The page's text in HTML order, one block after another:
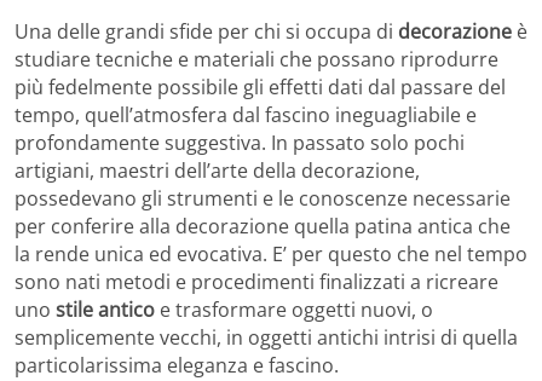
Una delle grandi sfide per chi si occupa di decorazione è
studiare tecniche e materiali che possano riprodurre
più fedelmente possibile gli effetti dati dal passare del
tempo, quell’atmosfera dal fascino ineguagliabile e
profondamente suggestiva. In passato solo pochi
artigiani, maestri dell’arte della decorazione,
possedevano gli strumenti e le conoscenze necessarie
per conferire alla decorazione quella patina antica che
la rende unica ed evocativa. E’ per questo che nel tempo
sono nati metodi e procedimenti finalizzati a ricreare
uno stile antico e trasformare oggetti nuovi, o
semplicemente vecchi, in oggetti antichi intrisi di quella
particolarissima eleganza e fascino.